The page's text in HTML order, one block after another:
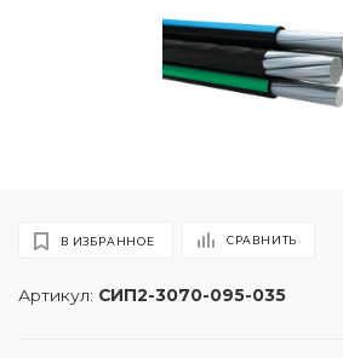
Артикул: СИП2-3070-095-035
В ИЗБРАННОЕ СРАВНИТЬ